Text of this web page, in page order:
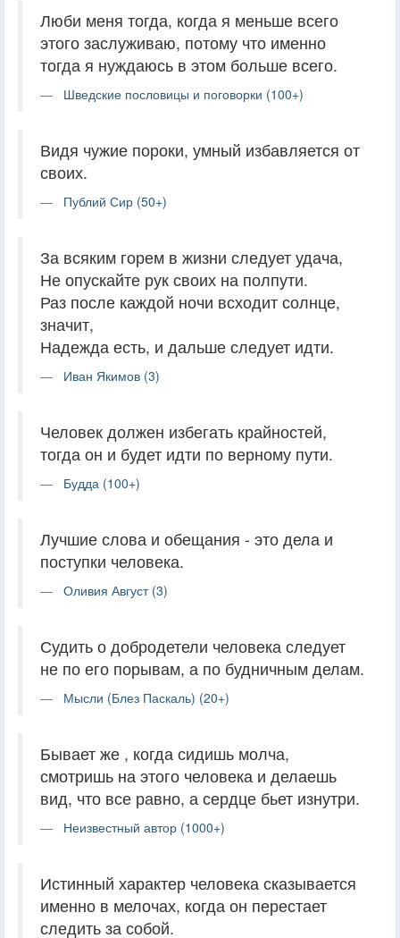
Люби меня тогда, когда я меньше всего
этого заслуживаю, потому что именно
тогда я нуждаюсь в этом больше всего.
Шведские пословицы и поговорки (100+)
Видя чужие пороки, умный избавляется от
своих.
Публий Сир (50+)
За всяким горем в жизни следует удача,
Не опускайте рук своих на полпути.
Раз после каждой ночи всходит солнце,
значит,
Надежда есть, и дальше следует идти.
Иван Якимов (3)
Человек должен избегать крайностей,
тогда он и будет идти по верному пути.
Будда (100+)
Лучшие слова и обещания - это дела и
поступки человека.
Оливия Август (3)
Судить о добродетели человека следует
не по его порывам, а по будничным делам.
Мысли (Блез Паскаль) (20+)
Бывает же , когда сидишь молча,
смотришь на этого человека и делаешь
вид, что все равно, а сердце бьет изнутри.
Неизвестный автор (1000+)
Истинный характер человека сказывается
именно в мелочах, когда он перестает
следить за собой.